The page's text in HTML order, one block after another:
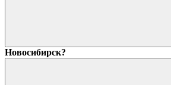
Новосибирск?